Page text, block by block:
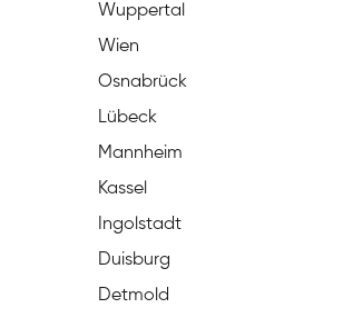
Wuppertal
Wien
Osnabrück
Lübeck
Mannheim
Kassel
Ingolstadt
Duisburg
Detmold